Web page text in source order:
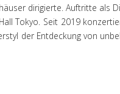
dirigierte. Auftritte als
Tokyo. Seit 2019
der Entdeckung von